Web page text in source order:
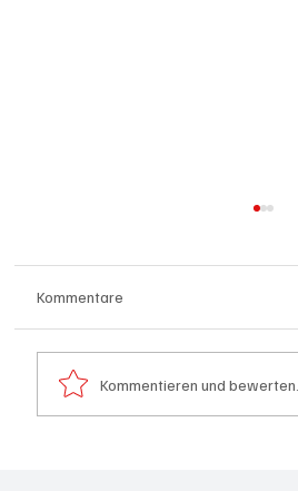
Kommentare
Kommentieren und bewerten...